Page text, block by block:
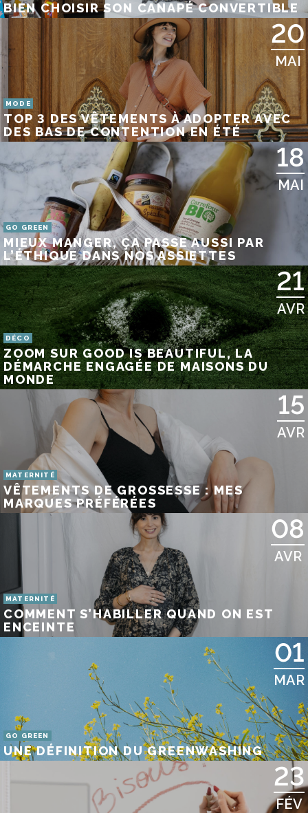
BIEN CHOISIR SON CANAPÉ CONVERTIBLE
20
MAI
MODE
TOP 3 DES VÊTEMENTS À ADOPTER AVEC
DES BAS DE CONTENTION EN ÉTÉ
18
MAI
GO GREEN
MIEUX MANGER, ÇA PASSE AUSSI PAR
L’ÉTHIQUE DANS NOS ASSIETTES
21
AVR
DÉCO
ZOOM SUR GOOD IS BEAUTIFUL, LA
DÉMARCHE ENGAGÉE DE MAISONS DU
MONDE
15
AVR
MATERNITÉ
VÊTEMENTS DE GROSSESSE : MES
MARQUES PRÉFÉRÉES
08
AVR
MATERNITÉ
COMMENT S’HABILLER QUAND ON EST
ENCEINTE
01
MAR
GO GREEN
UNE DÉFINITION DU GREENWASHING
23
FÉV